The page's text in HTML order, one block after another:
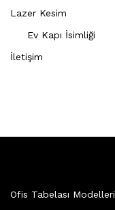
Lazer Kesim
Ev Kapı İsimliği
İletişim
Ofis Tabelası Modelleri